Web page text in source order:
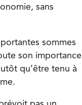
sans
sommes
son importance
qu’être tenu à